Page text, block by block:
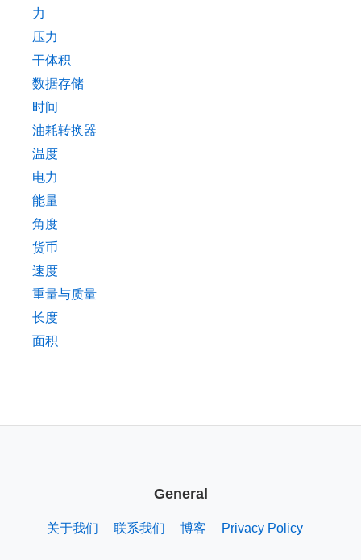
力
压力
干体积
数据存储
时间
油耗转换器
温度
电力
能量
角度
货币
速度
重量与质量
长度
面积
General
关于我们 联系我们 博客 Privacy Policy